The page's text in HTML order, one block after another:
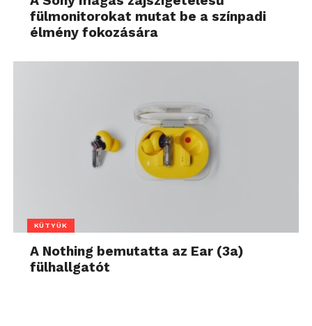
fülmonitorokat mutat be a színpadi
élmény fokozására
KÜTYÜK
A Nothing bemutatta az Ear (3a)
fülhallgatót